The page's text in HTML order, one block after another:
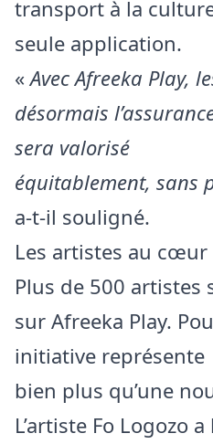
transport à la
seule application.
«Avec Afreeka Play,
désormais
sera valorisé
équitablement, sans
a-t-il souligné.
Les artistes au
Plus de 500 artistes
sur Afreeka Play.
initiative représente
bien plus qu’une
L’artiste Fo Logozo